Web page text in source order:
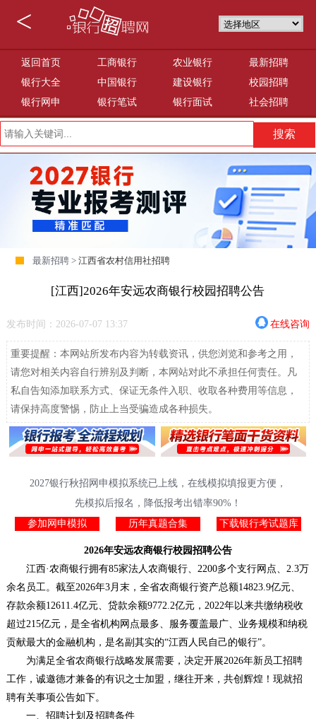
<
返回首页 工商银行 农业银行
最新招聘
银行大全
中国银行 建设银行
校园招聘
银行网申
银行笔试 银行面试 社会招聘
最新招聘 >江西省农村信用社招聘
[江西]2026年安远农商银行校园招聘公告
发布时间：2026-07-07 13:37 在线咨询
重要提醒：本网站所发布内容为转载资讯，供您浏览和参考之用，
请您对相关内容自行辨别及判断，本网站对此不承担任何责任。凡
私自告知添加联系方式、保证无条件入职、收取各种费用等信息，
请保持高度警惕，防止上当受骗造成各种损失。
2027银行秋招网申模拟系统已上线，在线模拟填报更方便，
先模拟后报名，降低报考出错率90%！
参加网申模拟
历年真题合集 下载银行考试题库
2026年安远农商银行校园招聘公告
江西·农商银行拥有85家法人农商银行、2200多个支行网点、2.3万
余名员工。截至2026年3月末，全省农商银行资产总额14823.9亿元、
存款余额12611.4亿元、贷款余额9772.2亿元，2022年以来共缴纳税收
超过215亿元，是全省机构网点最多、服务覆盖最广、业务规模和纳税
贡献最大的金融机构，是名副其实的“江西人民自己的银行”。
为满足全省农商银行战略发展需要，决定开展2026年新员工招聘
工作，诚邀德才兼备的有识之士加盟，继往开来，共创辉煌！现就招
聘有关事项公告如下。
一、招聘计划及招聘条件